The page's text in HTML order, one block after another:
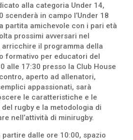
alla categoria Under 14,
scenderà in campo l’Under 18
partita amichevole con i pari età
prossimi avversari nel
arricchire il programma della
formativo per educatori del
alle 17:30 presso la Club House
aperto ad allenatori,
appassionati, sarà
le caratteristiche e le
rugby e la metodologia di
nell’attività di minirugby.
partire dalle ore 10:00, spazio